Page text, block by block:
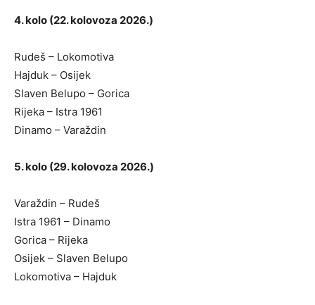
4. kolo (22. kolovoza 2026.)
Rudeš – Lokomotiva
Hajduk – Osijek
Slaven Belupo – Gorica
Rijeka – Istra 1961
Dinamo – Varaždin
5. kolo (29. kolovoza 2026.)
Varaždin – Rudeš
Istra 1961 – Dinamo
Gorica – Rijeka
Osijek – Slaven Belupo
Lokomotiva – Hajduk